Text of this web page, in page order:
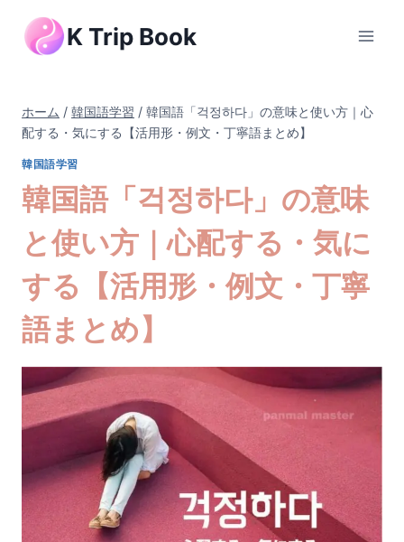
K Trip Book
ホーム / 韓国語学習 / 韓国語「걱정하다」の意味と使い方｜心
配する・気にする【活用形・例文・丁寧語まとめ】
韓国語学習
韓国語「걱정하다」の意味
と使い方｜心配する・気に
する【活用形・例文・丁寧
語まとめ】